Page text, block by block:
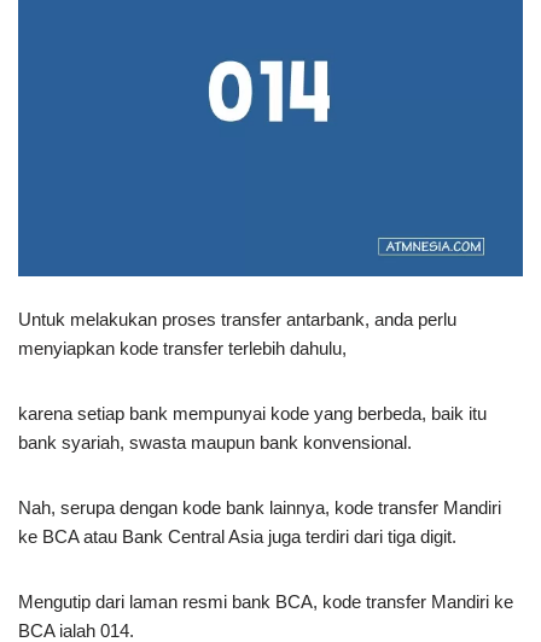
Untuk melakukan proses transfer antarbank, anda perlu
menyiapkan kode transfer terlebih dahulu,
karena setiap bank mempunyai kode yang berbeda, baik itu
bank syariah, swasta maupun bank konvensional.
Nah, serupa dengan kode bank lainnya, kode transfer Mandiri
ke BCA atau Bank Central Asia juga terdiri dari tiga digit.
Mengutip dari laman resmi bank BCA, kode transfer Mandiri ke
BCA ialah 014.